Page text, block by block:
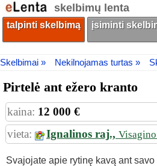
skelbimų lenta
talpinti skelbimą įsiminti
Skelbimai » Nekilnojamas turtas »
Pirtelė ant ežero kranto
kaina: 12 000 €
vieta:
Ignalinos raj.,
Svajojate apie rytinę kavą ant